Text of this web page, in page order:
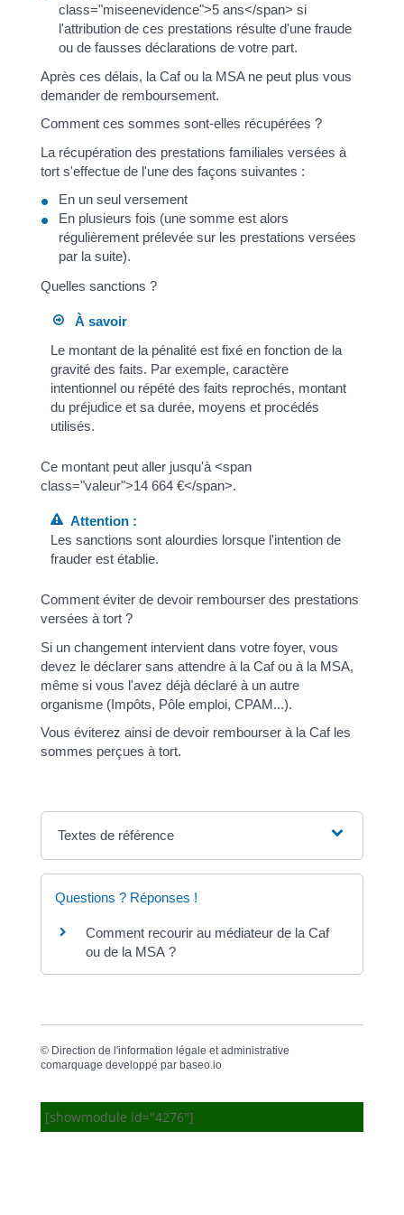
class="miseenevidence">5 ans</span> si
l'attribution de ces prestations résulte d'une fraude
ou de fausses déclarations de votre part.
Après ces délais, la Caf ou la MSA ne peut plus vous
demander de remboursement.
Comment ces sommes sont-elles récupérées ?
La récupération des prestations familiales versées à
tort s'effectue de l'une des façons suivantes :
En un seul versement
En plusieurs fois (une somme est alors
régulièrement prélevée sur les prestations versées
par la suite).
Quelles sanctions ?
À savoir
Le montant de la pénalité est fixé en fonction de la
gravité des faits. Par exemple, caractère
intentionnel ou répété des faits reprochés, montant
du préjudice et sa durée, moyens et procédés
utilisés.
Ce montant peut aller jusqu'à <span
class="valeur">14 664 €</span>.
Attention :
Les sanctions sont alourdies lorsque l'intention de
frauder est établie.
Comment éviter de devoir rembourser des prestations
versées à tort ?
Si un changement intervient dans votre foyer, vous
devez le déclarer sans attendre à la Caf ou à la MSA,
même si vous l'avez déjà déclaré à un autre
organisme (Impôts, Pôle emploi, CPAM...).
Vous éviterez ainsi de devoir rembourser à la Caf les
sommes perçues à tort.
Textes de référence
Questions ? Réponses !
Comment recourir au médiateur de la Caf
ou de la MSA ?
© Direction de l'information légale et administrative
comarquage developpé par baseo.io
[showmodule id="4276"]